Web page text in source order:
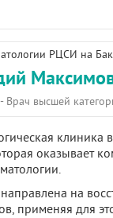
РЦСИ на
Врач высшей
клиника
оказывает
на
применяя для